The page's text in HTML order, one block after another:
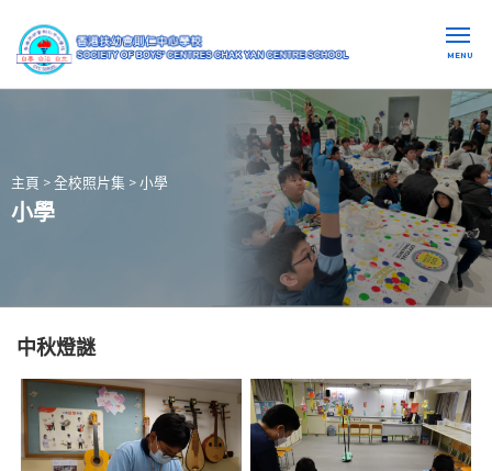
MENU
主頁 > 全校照片集 > 小學
小學
中秋燈謎